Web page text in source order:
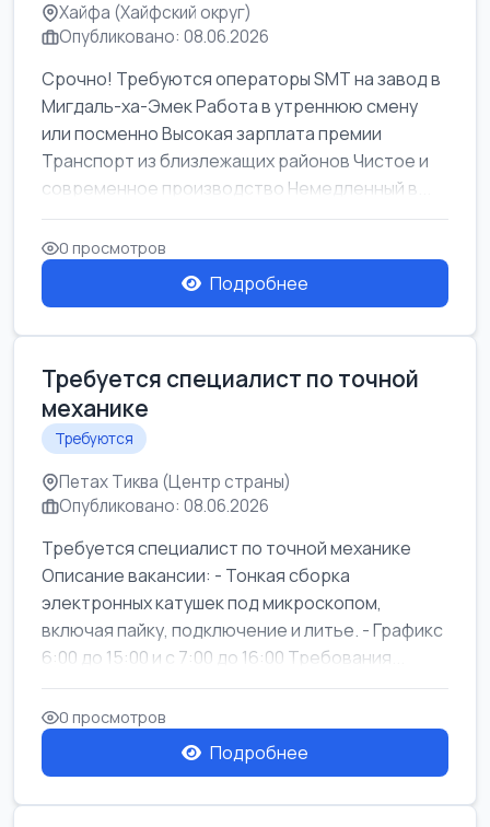
Хайфа (Хайфский округ)
Опубликовано: 08.06.2026
Срочно! Требуются операторы SMT на завод в
Мигдаль-ха-Эмек Работа в утреннюю смену
или посменно Высокая зарплата премии
Транспорт из близлежащих районов Чистое и
современное производство Немедленный в...
0 просмотров
Подробнее
Требуется специалист по точной
механике
Требуются
Петах Тиква (Центр страны)
Опубликовано: 08.06.2026
Требуется специалист по точной механике
Описание вакансии: - Тонкая сборка
электронных катушек под микроскопом,
включая пайку, подключение и литье. - Графикс
6:00 до 15:00 и с 7:00 до 16:00 Требования...
0 просмотров
Подробнее